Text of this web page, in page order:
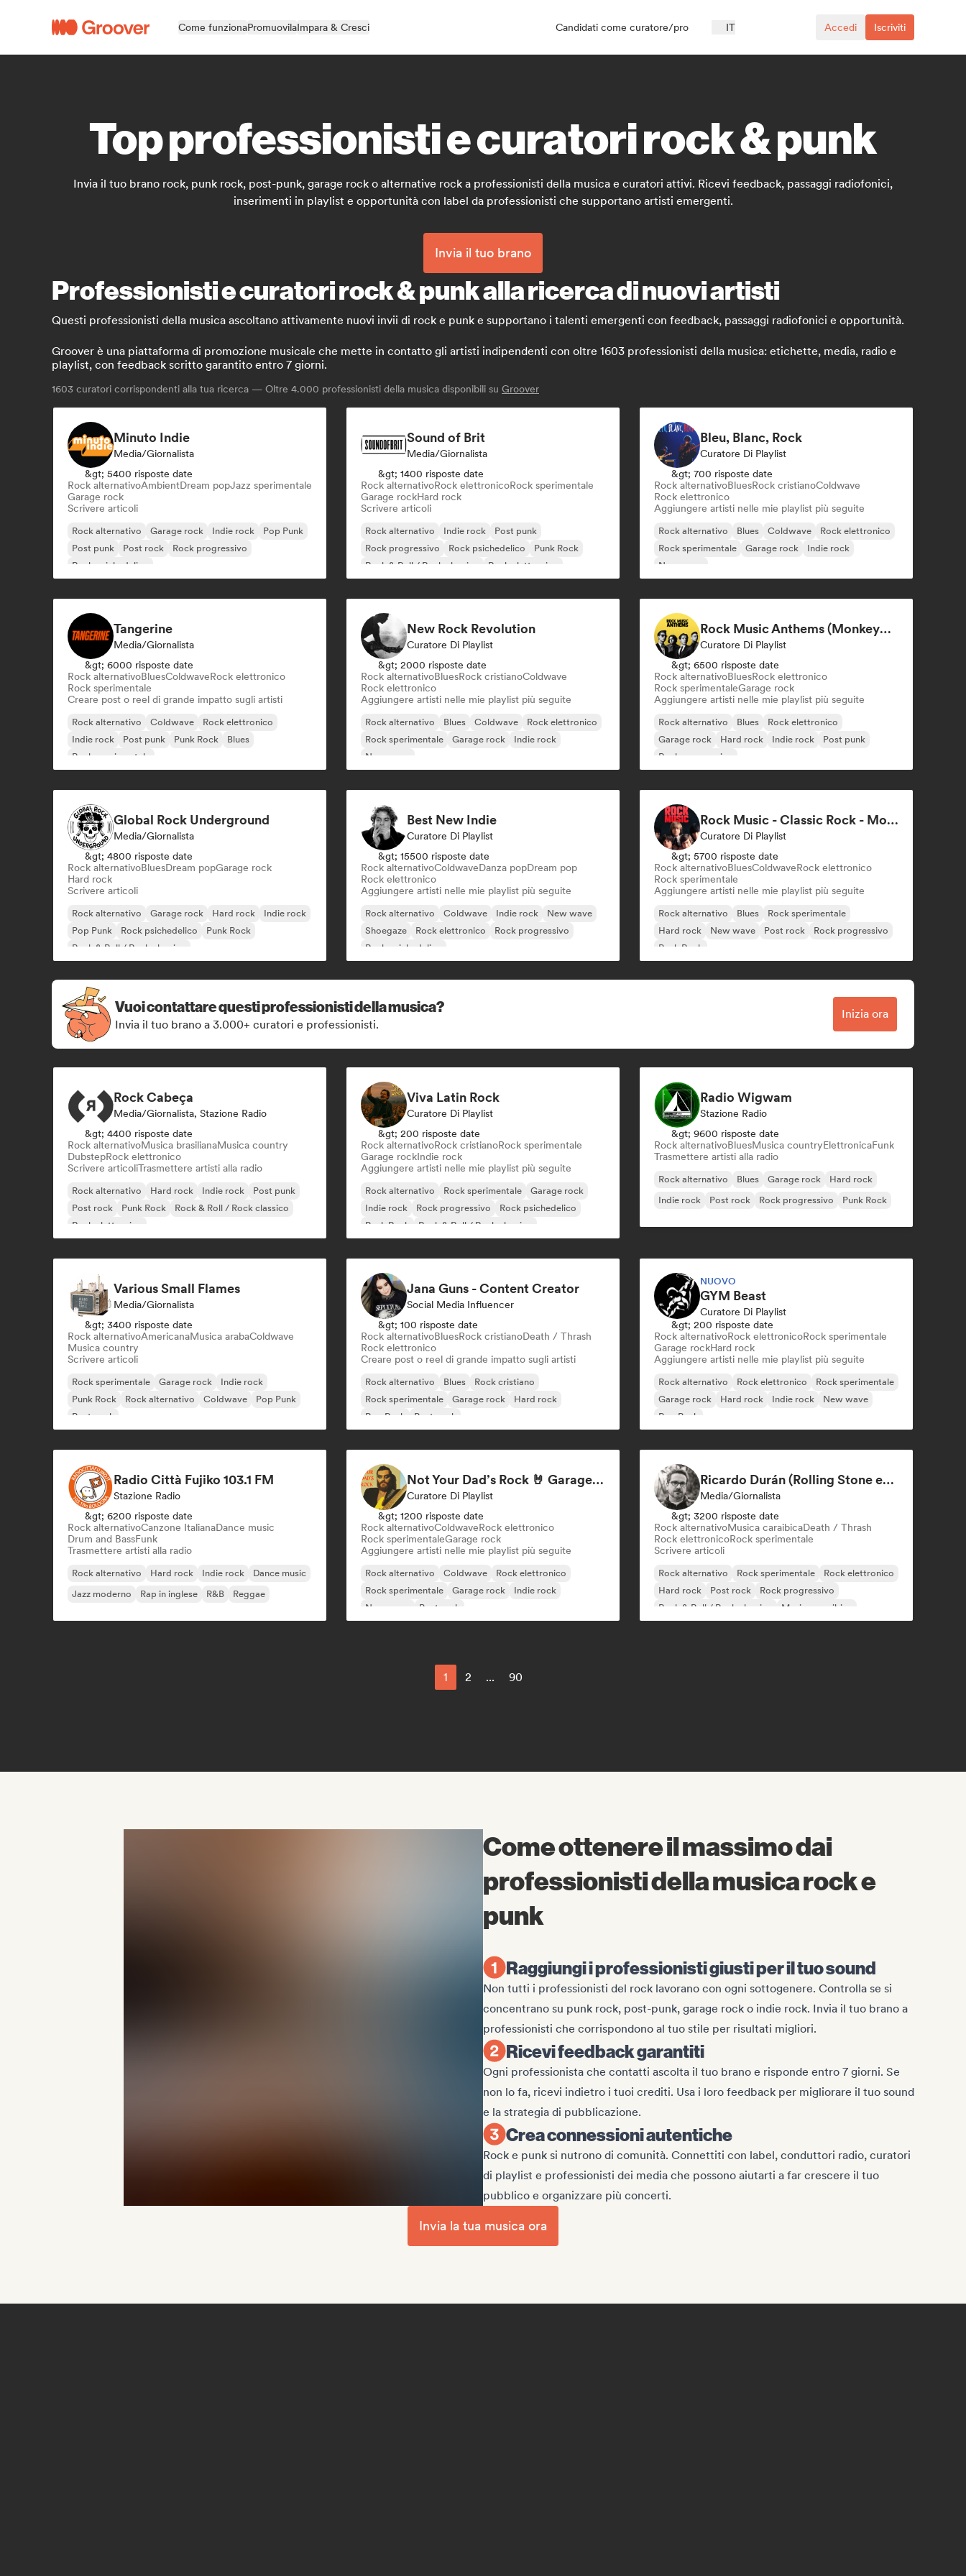
Come funzionaPromuovilaImpara & Cresci Candidati come curatore/pro IT Accedi Iscriviti
Top professionisti e curatori rock & punk
Invia il tuo brano rock, punk rock, post-punk, garage rock o alternative rock a professionisti della musica e curatori attivi. Ricevi feedback, passaggi radiofonici,
inserimenti in playlist e opportunità con label da professionisti che supportano artisti emergenti.
Invia il tuo brano
Professionisti e curatori rock & punk alla ricerca di nuovi artisti
Questi professionisti della musica ascoltano attivamente nuovi invii di rock e punk e supportano i talenti emergenti con feedback, passaggi radiofonici e opportunità.
Groover è una piattaforma di promozione musicale che mette in contatto gli artisti indipendenti con oltre 1603 professionisti della musica: etichette, media, radio e
playlist, con feedback scritto garantito entro 7 giorni.
1603 curatori corrispondenti alla tua ricerca — Oltre 4.000 professionisti della musica disponibili su Groover
Minuto Indie
Media/Giornalista
&gt; 5400 risposte date
Rock alternativoAmbientDream popJazz sperimentale
Garage rock
Scrivere articoli
Rock alternativo Garage rock Indie rock
Pop Punk
Post punk
Post rock
Rock progressivo
Rock psichedelico
Sound of Brit
Media/Giornalista
&gt; 1400 risposte date
Rock alternativoRock elettronicoRock sperimentale
Garage rockHard rock
Scrivere articoli
Rock alternativo Indie rock
Post punk
Rock progressivo
Rock psichedelico
Punk Rock
Rock & Roll / Rock classico
Rock elettronico
Bleu, Blanc, Rock
Curatore Di Playlist
&gt; 700 risposte date
Rock alternativoBluesRock cristianoColdwave
Rock elettronico
Aggiungere artisti nelle mie playlist più seguite
Rock alternativo Blues Coldwave
Rock elettronico
Rock sperimentale
Garage rock
Indie rock
New wave
Tangerine
Media/Giornalista
&gt; 6000 risposte date
Rock alternativoBluesColdwaveRock elettronico
Rock sperimentale
Creare post o reel di grande impatto sugli artisti
Rock alternativo Coldwave
Rock elettronico
Indie rock
Post punk Punk Rock
Blues
Rock sperimentale
New Rock Revolution
Curatore Di Playlist
&gt; 2000 risposte date
Rock alternativoBluesRock cristianoColdwave
Rock elettronico
Aggiungere artisti nelle mie playlist più seguite
Rock alternativo Blues Coldwave
Rock elettronico
Rock sperimentale
Garage rock
Indie rock
New wave
Rock Music Anthems (MonkeyPlaylists)
Curatore Di Playlist
&gt; 6500 risposte date
Rock alternativoBluesRock elettronico
Rock sperimentaleGarage rock
Aggiungere artisti nelle mie playlist più seguite
Rock alternativo Blues
Rock elettronico
Garage rock
Hard rock Indie rock
Post punk
Rock progressivo
Global Rock Underground
Media/Giornalista
&gt; 4800 risposte date
Rock alternativoBluesDream popGarage rock
Hard rock
Scrivere articoli
Rock alternativo Garage rock Hard rock
Indie rock
Pop Punk
Rock psichedelico
Punk Rock
Rock & Roll / Rock classico
Best New Indie
Curatore Di Playlist
&gt; 15500 risposte date
Rock alternativoColdwaveDanza popDream pop
Rock elettronico
Aggiungere artisti nelle mie playlist più seguite
Rock alternativo Coldwave Indie rock
New wave
Shoegaze
Rock elettronico
Rock progressivo
Rock psichedelico
Rock Music - Classic Rock - Modern Rock
Curatore Di Playlist
&gt; 5700 risposte date
Rock alternativoBluesColdwaveRock elettronico
Rock sperimentale
Aggiungere artisti nelle mie playlist più seguite
Rock alternativo Blues
Rock sperimentale
Hard rock
New wave Post rock
Rock progressivo
Punk Rock
Vuoi contattare questi professionisti della musica?
Invia il tuo brano a 3.000+ curatori e professionisti.
Inizia ora
Rock Cabeça
Media/Giornalista, Stazione Radio
&gt; 4400 risposte date
Rock alternativoMusica brasilianaMusica country
DubstepRock elettronico
Scrivere articoliTrasmettere artisti alla radio
Rock alternativo Hard rock Indie rock
Post punk
Post rock
Punk Rock
Rock & Roll / Rock classico
Rock elettronico
Viva Latin Rock
Curatore Di Playlist
&gt; 200 risposte date
Rock alternativoRock cristianoRock sperimentale
Garage rockIndie rock
Aggiungere artisti nelle mie playlist più seguite
Rock alternativo Rock sperimentale
Garage rock
Indie rock
Rock progressivo
Rock psichedelico
Punk Rock
Rock & Roll / Rock classico
Radio Wigwam
Stazione Radio
&gt; 9600 risposte date
Rock alternativoBluesMusica countryElettronicaFunk
Trasmettere artisti alla radio
Rock alternativo Blues Garage rock
Hard rock
Indie rock
Post rock Rock progressivo Punk Rock
Various Small Flames
Media/Giornalista
&gt; 3400 risposte date
Rock alternativoAmericanaMusica arabaColdwave
Musica country
Scrivere articoli
Rock sperimentale Garage rock
Indie rock
Punk Rock
Rock alternativo Coldwave
Pop Punk
Post punk
Jana Guns - Content Creator
Social Media Influencer
&gt; 100 risposte date
Rock alternativoBluesRock cristianoDeath / Thrash
Rock elettronico
Creare post o reel di grande impatto sugli artisti
Rock alternativo Blues
Rock cristiano
Rock sperimentale
Garage rock
Hard rock
Pop Punk
Post punk
NUOVO
GYM Beast
Curatore Di Playlist
&gt; 200 risposte date
Rock alternativoRock elettronicoRock sperimentale
Garage rockHard rock
Aggiungere artisti nelle mie playlist più seguite
Rock alternativo Rock elettronico
Rock sperimentale
Garage rock
Hard rock Indie rock
New wave
Pop Punk
Radio Città Fujiko 103.1 FM
Stazione Radio
&gt; 6200 risposte date
Rock alternativoCanzone ItalianaDance music
Drum and BassFunk
Trasmettere artisti alla radio
Rock alternativo Hard rock Indie rock
Dance music
Jazz moderno
Rap in inglese R&B Reggae
Not Your Dad’s Rock 🤘 Garage Rock, Alt-Rock & Indie Anthems
Curatore Di Playlist
&gt; 1200 risposte date
Rock alternativoColdwaveRock elettronico
Rock sperimentaleGarage rock
Aggiungere artisti nelle mie playlist più seguite
Rock alternativo Coldwave
Rock elettronico
Rock sperimentale
Garage rock
Indie rock
New wave
Post rock
Ricardo Durán (Rolling Stone en Español-Editor-in-chief)
Media/Giornalista
&gt; 3200 risposte date
Rock alternativoMusica caraibicaDeath / Thrash
Rock elettronicoRock sperimentale
Scrivere articoli
Rock alternativo Rock sperimentale
Rock elettronico
Hard rock
Post rock
Rock progressivo
Rock & Roll / Rock classico
Musica caraibica
1 2 ... 90
Come ottenere il massimo dai
professionisti della musica rock e
punk
Raggiungi i professionisti giusti per il tuo sound
Non tutti i professionisti del rock lavorano con ogni sottogenere. Controlla se si
concentrano su punk rock, post-punk, garage rock o indie rock. Invia il tuo brano a
professionisti che corrispondono al tuo stile per risultati migliori.
Ricevi feedback garantiti
Ogni professionista che contatti ascolta il tuo brano e risponde entro 7 giorni. Se
non lo fa, ricevi indietro i tuoi crediti. Usa i loro feedback per migliorare il tuo sound
e la strategia di pubblicazione.
Crea connessioni autentiche
Rock e punk si nutrono di comunità. Connettiti con label, conduttori radio, curatori
di playlist e professionisti dei media che possono aiutarti a far crescere il tuo
pubblico e organizzare più concerti.
Invia la tua musica ora